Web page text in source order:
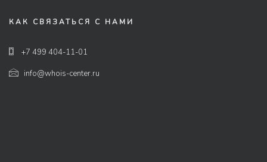
КАК СВЯЗАТЬСЯ С НАМИ
+7 499 404-11-01
info@whois-center.ru